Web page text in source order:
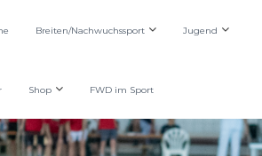
Breiten/Nachwuchssport Jugend
Shop FWD im Sport